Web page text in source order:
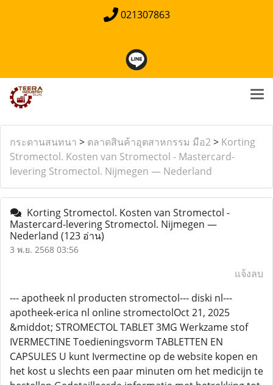
021307863
กระดานสนทนา > ตลาดสินค้าอุตสาหกรรม มือ2> Korting
Stromectol. Kosten van Stromectol - Mastercard-
levering Stromectol. Nijmegen — Nederland
Korting Stromectol. Kosten van Stromectol -
Mastercard-levering Stromectol. Nijmegen —
Nederland (123 อ่าน)
3 พ.ย. 2568 03:56
แจ้งลบ
--- apotheek nl producten stromectol--- diski nl---
apotheek-erica nl online stromectolOct 21, 2025
&middot; STROMECTOL TABLET 3MG Werkzame stof
IVERMECTINE Toedieningsvorm TABLETTEN EN
CAPSULES U kunt Ivermectine op de website kopen en
het kost u slechts een paar minuten om het medicijn te